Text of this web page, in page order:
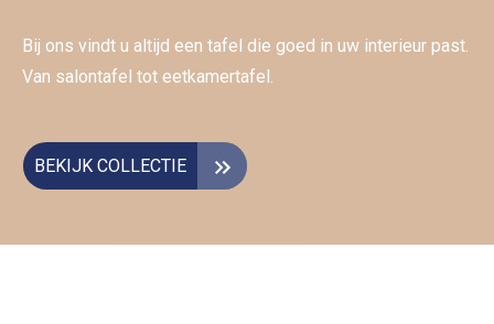
Bij ons vindt u altijd een tafel die goed in uw interieur past.
Van salontafel tot eetkamertafel.
BEKIJK COLLECTIE